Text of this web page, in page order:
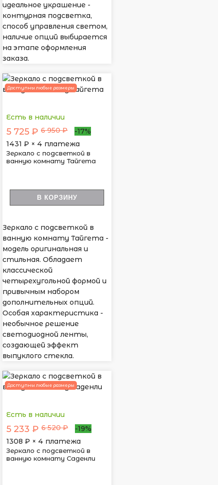
идеальное украшение -
контурная подсветка,
способ управления светом,
наличие опций выбирается
на этапе оформления
заказа.
Доступны любые размеры
Есть в наличии
5 725 ₽ 6 950 ₽
-17%
1431 ₽ × 4 платежа
Зеркало с подсветкой в
ванную комнату Тайгета
В КОРЗИНУ
Зеркало с подсветкой в
ванную комнату Тайгета -
модель оригинальная и
стильная. Обладает
классической
четырехугольной формой и
привычным набором
дополнительных опций.
Особая характеристика -
необычное решение
светодиодной ленты,
создающей эффект
выпуклого стекла.
Доступны любые размеры
Есть в наличии
5 233 ₽ 6 520 ₽
-19%
1308 ₽ × 4 платежа
Зеркало с подсветкой в
ванную комнату Саденли